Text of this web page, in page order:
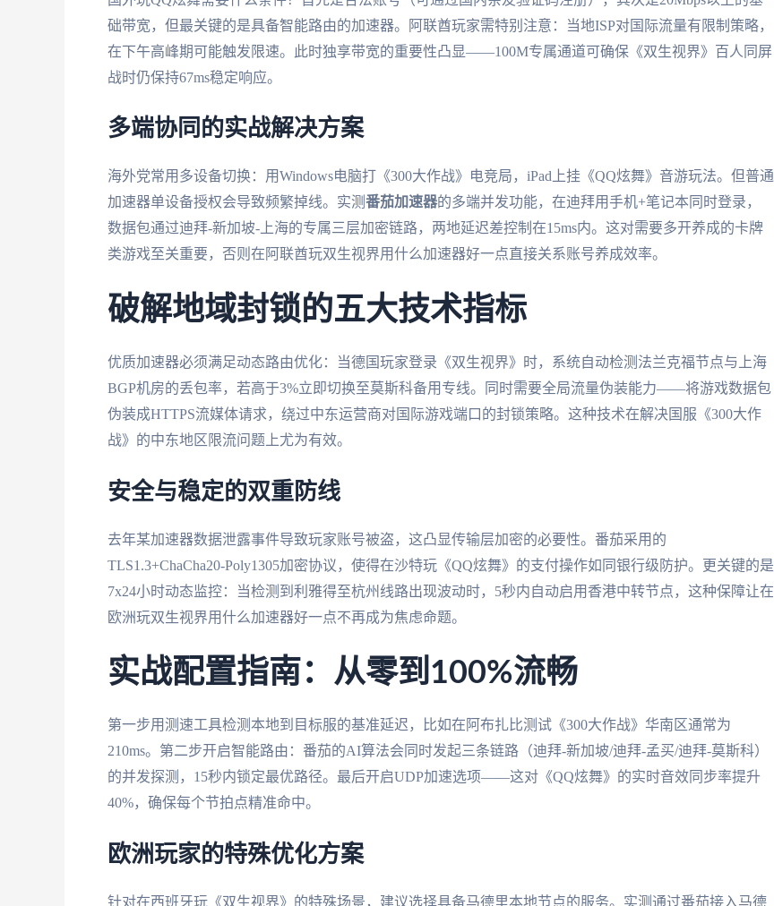
础带宽，但最关键的是具备智能路由的加速器。阿联酋玩家需特别注意：当地ISP对国际流量有限制策略，
在下午高峰期可能触发限速。此时独享带宽的重要性凸显——100M专属通道可确保《双生视界》百人同屏
战时仍保持67ms稳定响应。
多端协同的实战解决方案
海外党常用多设备切换：用Windows电脑打《300大作战》电竞局，iPad上挂《QQ炫舞》音游玩法。但普通
加速器单设备授权会导致频繁掉线。实测番茄加速器的多端并发功能，在迪拜用手机+笔记本同时登录，
数据包通过迪拜-新加坡-上海的专属三层加密链路，两地延迟差控制在15ms内。这对需要多开养成的卡牌
类游戏至关重要，否则在阿联酋玩双生视界用什么加速器好一点直接关系账号养成效率。
破解地域封锁的五大技术指标
优质加速器必须满足动态路由优化：当德国玩家登录《双生视界》时，系统自动检测法兰克福节点与上海
BGP机房的丢包率，若高于3%立即切换至莫斯科备用专线。同时需要全局流量伪装能力——将游戏数据包
伪装成HTTPS流媒体请求，绕过中东运营商对国际游戏端口的封锁策略。这种技术在解决国服《300大作
战》的中东地区限流问题上尤为有效。
安全与稳定的双重防线
去年某加速器数据泄露事件导致玩家账号被盗，这凸显传输层加密的必要性。番茄采用的
TLS1.3+ChaCha20-Poly1305加密协议，使得在沙特玩《QQ炫舞》的支付操作如同银行级防护。更关键的是
7x24小时动态监控：当检测到利雅得至杭州线路出现波动时，5秒内自动启用香港中转节点，这种保障让在
欧洲玩双生视界用什么加速器好一点不再成为焦虑命题。
实战配置指南：从零到100%流畅
第一步用测速工具检测本地到目标服的基准延迟，比如在阿布扎比测试《300大作战》华南区通常为
210ms。第二步开启智能路由：番茄的AI算法会同时发起三条链路（迪拜-新加坡/迪拜-孟买/迪拜-莫斯科）
的并发探测，15秒内锁定最优路径。最后开启UDP加速选项——这对《QQ炫舞》的实时音效同步率提升
40%，确保每个节拍点精准命中。
欧洲玩家的特殊优化方案
针对在西班牙玩《双生视界》的特殊场景，建议选择具备马德里本地节点的服务。实测通过番茄接入马德